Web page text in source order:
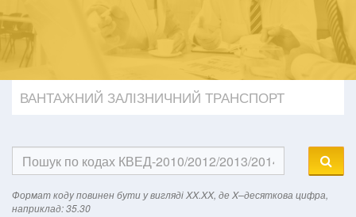
ВАНТАЖНИЙ ЗАЛІЗНИЧНИЙ ТРАНСПОРТ
Формат кодy повинен бути у вигляді XX.XX, де X–десяткова цифра,
наприклад: 35.30